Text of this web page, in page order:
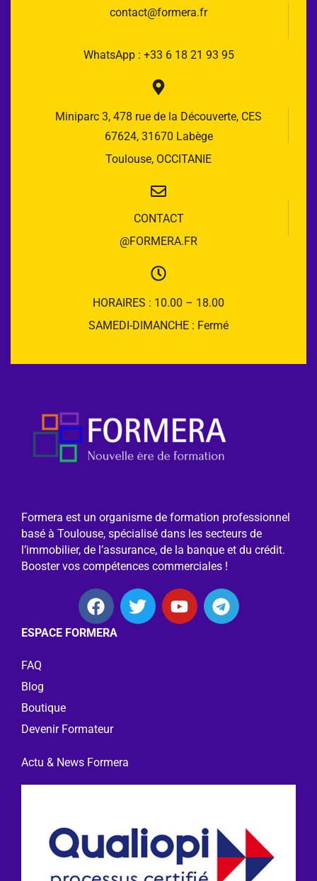
contact@formera.fr
WhatsApp : +33 6 18 21 93 95
Miniparc 3, 478 rue de la Découverte, CES
67624, 31670 Labège
Toulouse, OCCITANIE
CONTACT
@FORMERA.FR
HORAIRES : 10.00 – 18.00
SAMEDI-DIMANCHE : Fermé
Formera est un organisme de formation professionnel
basé à Toulouse, spécialisé dans les secteurs de
l’immobilier, de l’assurance, de la banque et du crédit.
Booster vos compétences commerciales !
ESPACE FORMERA
FAQ
Blog
Boutique
Devenir Formateur
Actu & News Formera